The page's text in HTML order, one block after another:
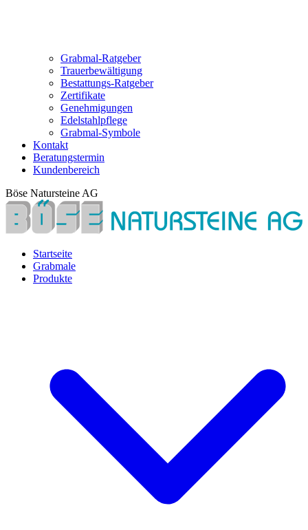
Grabmal-Ratgeber
Trauerbewältigung
Bestattungs-Ratgeber
Zertifikate
Genehmigungen
Edelstahlpflege
Grabmal-Symbole
Kontakt
Beratungstermin
Kundenbereich
Böse Natursteine AG
Startseite
Grabmale
Produkte